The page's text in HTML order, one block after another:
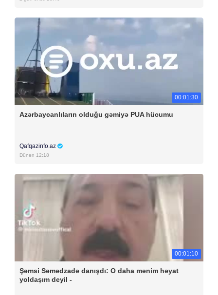
00:01:30
Azərbaycanlıların olduğu gəmiyə PUA hücumu
Qafqazinfo.az
Dünən 12:18
00:01:10
Şəmsi Səmədzadə danışdı: O daha mənim həyat
yoldaşım deyil -